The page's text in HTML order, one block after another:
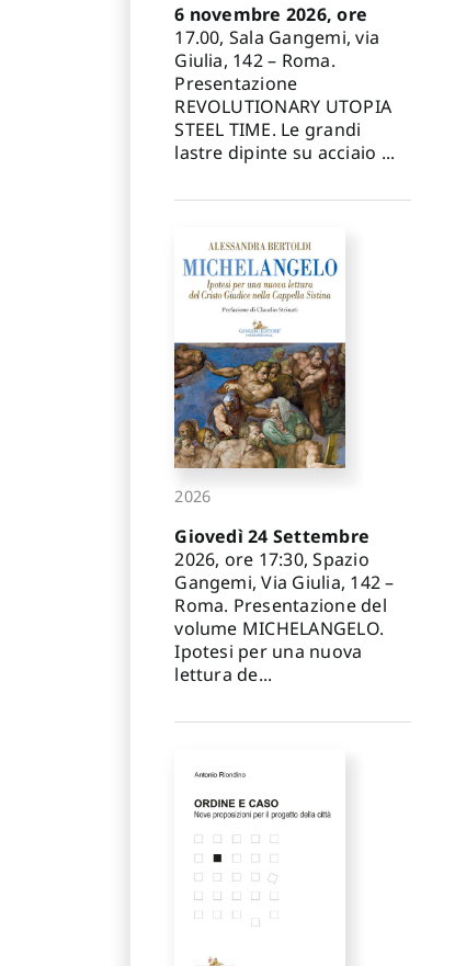
6 novembre 2026, ore
17.00, Sala Gangemi, via
Giulia, 142 – Roma.
Presentazione
REVOLUTIONARY UTOPIA
STEEL TIME. Le grandi
lastre dipinte su acciaio ...
2026
Giovedì 24 Settembre
2026, ore 17:30, Spazio
Gangemi, Via Giulia, 142 –
Roma. Presentazione del
volume MICHELANGELO.
Ipotesi per una nuova
lettura de...